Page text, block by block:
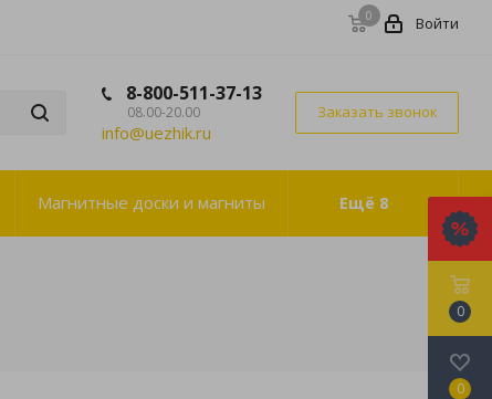
0 Войти
8-800-511-37-13
08.00-20.00
info@uezhik.ru
Заказать звонок
Магнитные доски и магниты Ещё 8
0
0